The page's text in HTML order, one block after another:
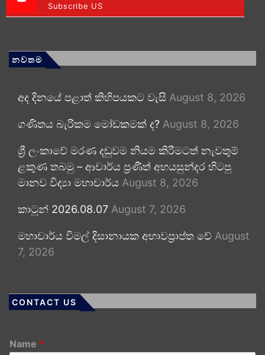
Subscribe US
නවතම
අද දිනයේ පළාත් කිහිපයකට වැසි August 8, 2026
ගණිතය බැරිකම මෝඩකමක් ද? August 8, 2026
ශ්‍රී ලංකාවේ මරණ දඬුවම නියම කිරීමටත් නැවතුම්
ළකුණ තබමු – ආචාර්ය ප්‍රණීත් අභයසුන්දර හිටපු
මානව විද්‍යා මහාචාර්ය August 8, 2026
කාටූන් 2026.08.07 August 7, 2026
මහාචාර්ය විමල් දිසානායක අභාවප්‍රාප්ත වේ August
7, 2026
CONTACT US
Name *